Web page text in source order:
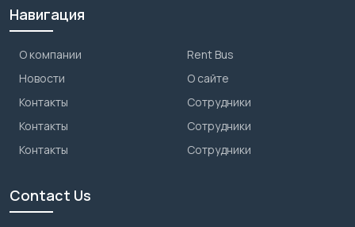
Навигация
О компании
Rent Bus
Новости
О сайте
Контакты
Сотрудники
Контакты
Сотрудники
Контакты
Сотрудники
Contact Us